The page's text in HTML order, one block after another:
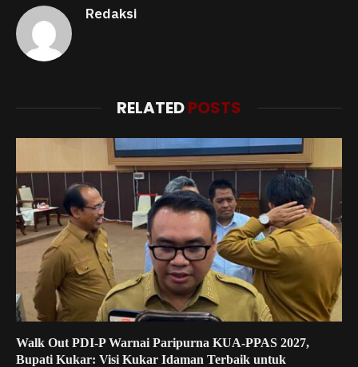
Redaksi
RELATEDPOSTS
Walk Out PDI-P Warnai Paripurna KUA-PPAS 2027,
Bupati Kukar: Visi Kukar Idaman Terbaik untuk